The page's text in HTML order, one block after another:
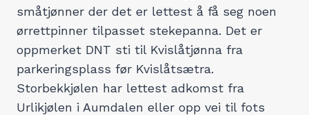
småtjønner der det er lettest å få seg noen
ørrettpinner tilpasset stekepanna. Det er
oppmerket DNT sti til Kvislåtjønna fra
parkeringsplass før Kvislåtsætra.
Storbekkjølen har lettest adkomst fra
Urlikjølen i Aumdalen eller opp vei til fots